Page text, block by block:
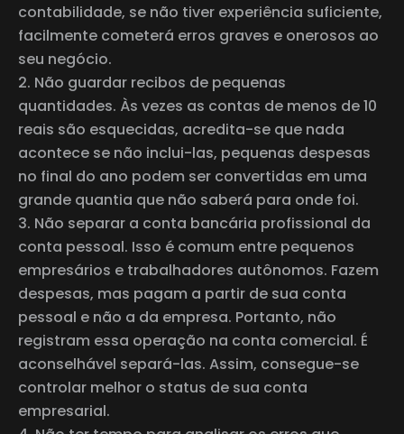
contabilidade, se não tiver experiência suficiente,
facilmente cometerá erros graves e onerosos ao
seu negócio.
Não guardar recibos de pequenas
quantidades. Às vezes as contas de menos de 10
reais são esquecidas, acredita-se que nada
acontece se não inclui-las, pequenas despesas
no final do ano podem ser convertidas em uma
grande quantia que não saberá para onde foi.
Não separar a conta bancária profissional da
conta pessoal. Isso é comum entre pequenos
empresários e trabalhadores autônomos. Fazem
despesas, mas pagam a partir de sua conta
pessoal e não a da empresa. Portanto, não
registram essa operação na conta comercial. É
aconselhável separá-las. Assim, consegue-se
controlar melhor o status de sua conta
empresarial.